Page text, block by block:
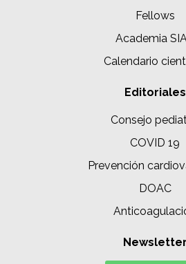
Fellows
Academia
Calendario
Editoriales
Consejo
COVID 19
Prevención
DOAC
Newsletter